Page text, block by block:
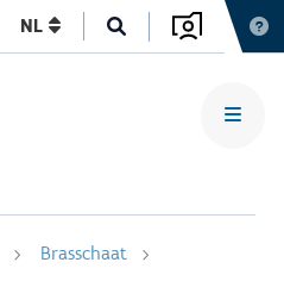
NL
Brasschaat